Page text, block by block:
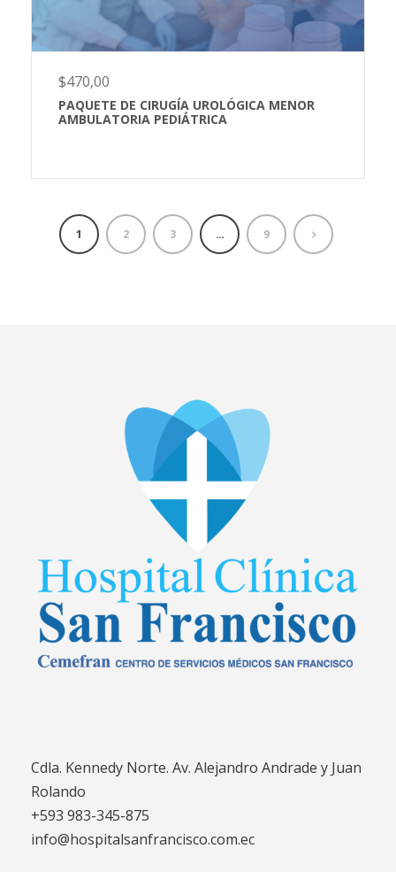
$470,00
PAQUETE DE CIRUGÍA UROLÓGICA MENOR
AMBULATORIA PEDIÁTRICA
1 2 3 … 9
Cdla. Kennedy Norte. Av. Alejandro Andrade y Juan
Rolando
+593 983-345-875
info@hospitalsanfrancisco.com.ec